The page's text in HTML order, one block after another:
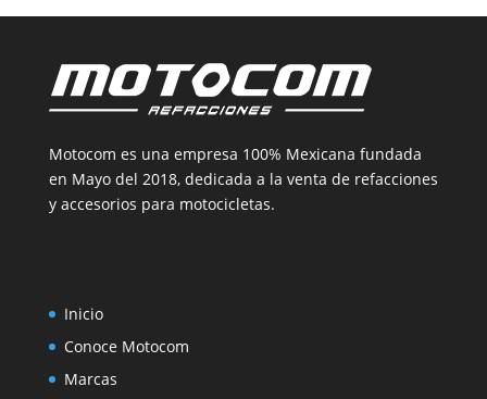
Motocom es una empresa 100% Mexicana fundada
en Mayo del 2018, dedicada a la venta de refacciones
y accesorios para motocicletas.
Inicio
Conoce Motocom
Marcas